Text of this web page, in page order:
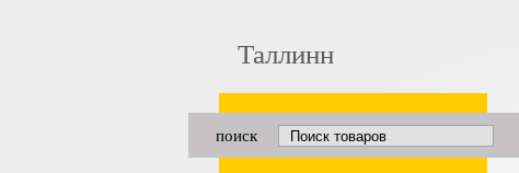
Таллинн
поиск